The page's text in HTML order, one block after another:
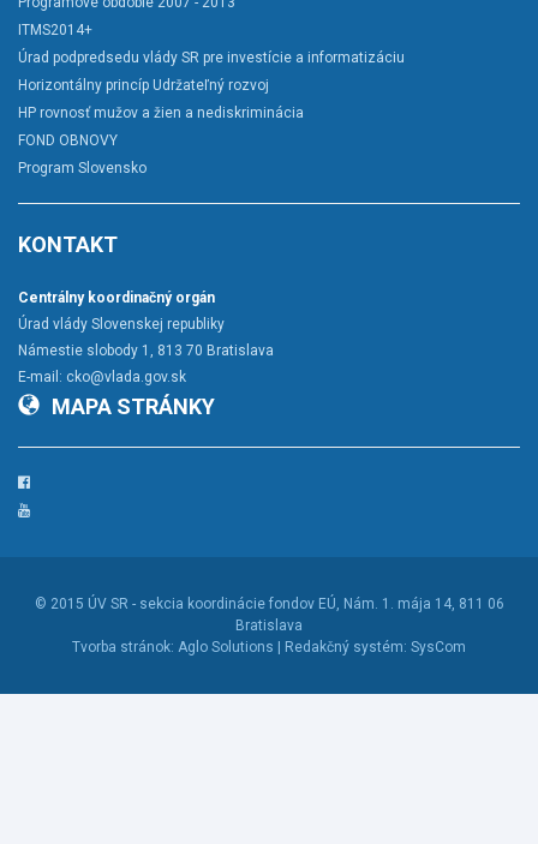
ITMS2014+
Úrad podpredsedu vlády SR pre investície a informatizáciu
Horizontálny princíp Udržateľný rozvoj
HP rovnosť mužov a žien a nediskriminácia
FOND OBNOVY
Program Slovensko
KONTAKT
Centrálny koordinačný orgán
Úrad vlády Slovenskej republiky
Námestie slobody 1, 813 70 Bratislava
E-mail: cko@vlada.gov.sk
MAPA STRÁNKY
Facebook
YouTube
© 2015 ÚV SR - sekcia koordinácie fondov EÚ, Nám. 1. mája 14, 811 06
Bratislava
Tvorba stránok: Aglo Solutions | Redakčný systém: SysCom